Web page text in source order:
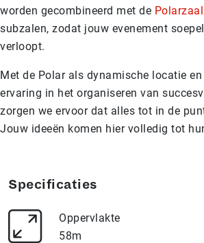
worden gecombineerd met de Polarzaal
subzalen, zodat jouw evenement
verloopt.
Met de Polar als dynamische locatie
ervaring in het organiseren van
zorgen we ervoor dat alles tot in de
Jouw ideeën komen hier volledig tot
Specificaties
Oppervlakte
58m